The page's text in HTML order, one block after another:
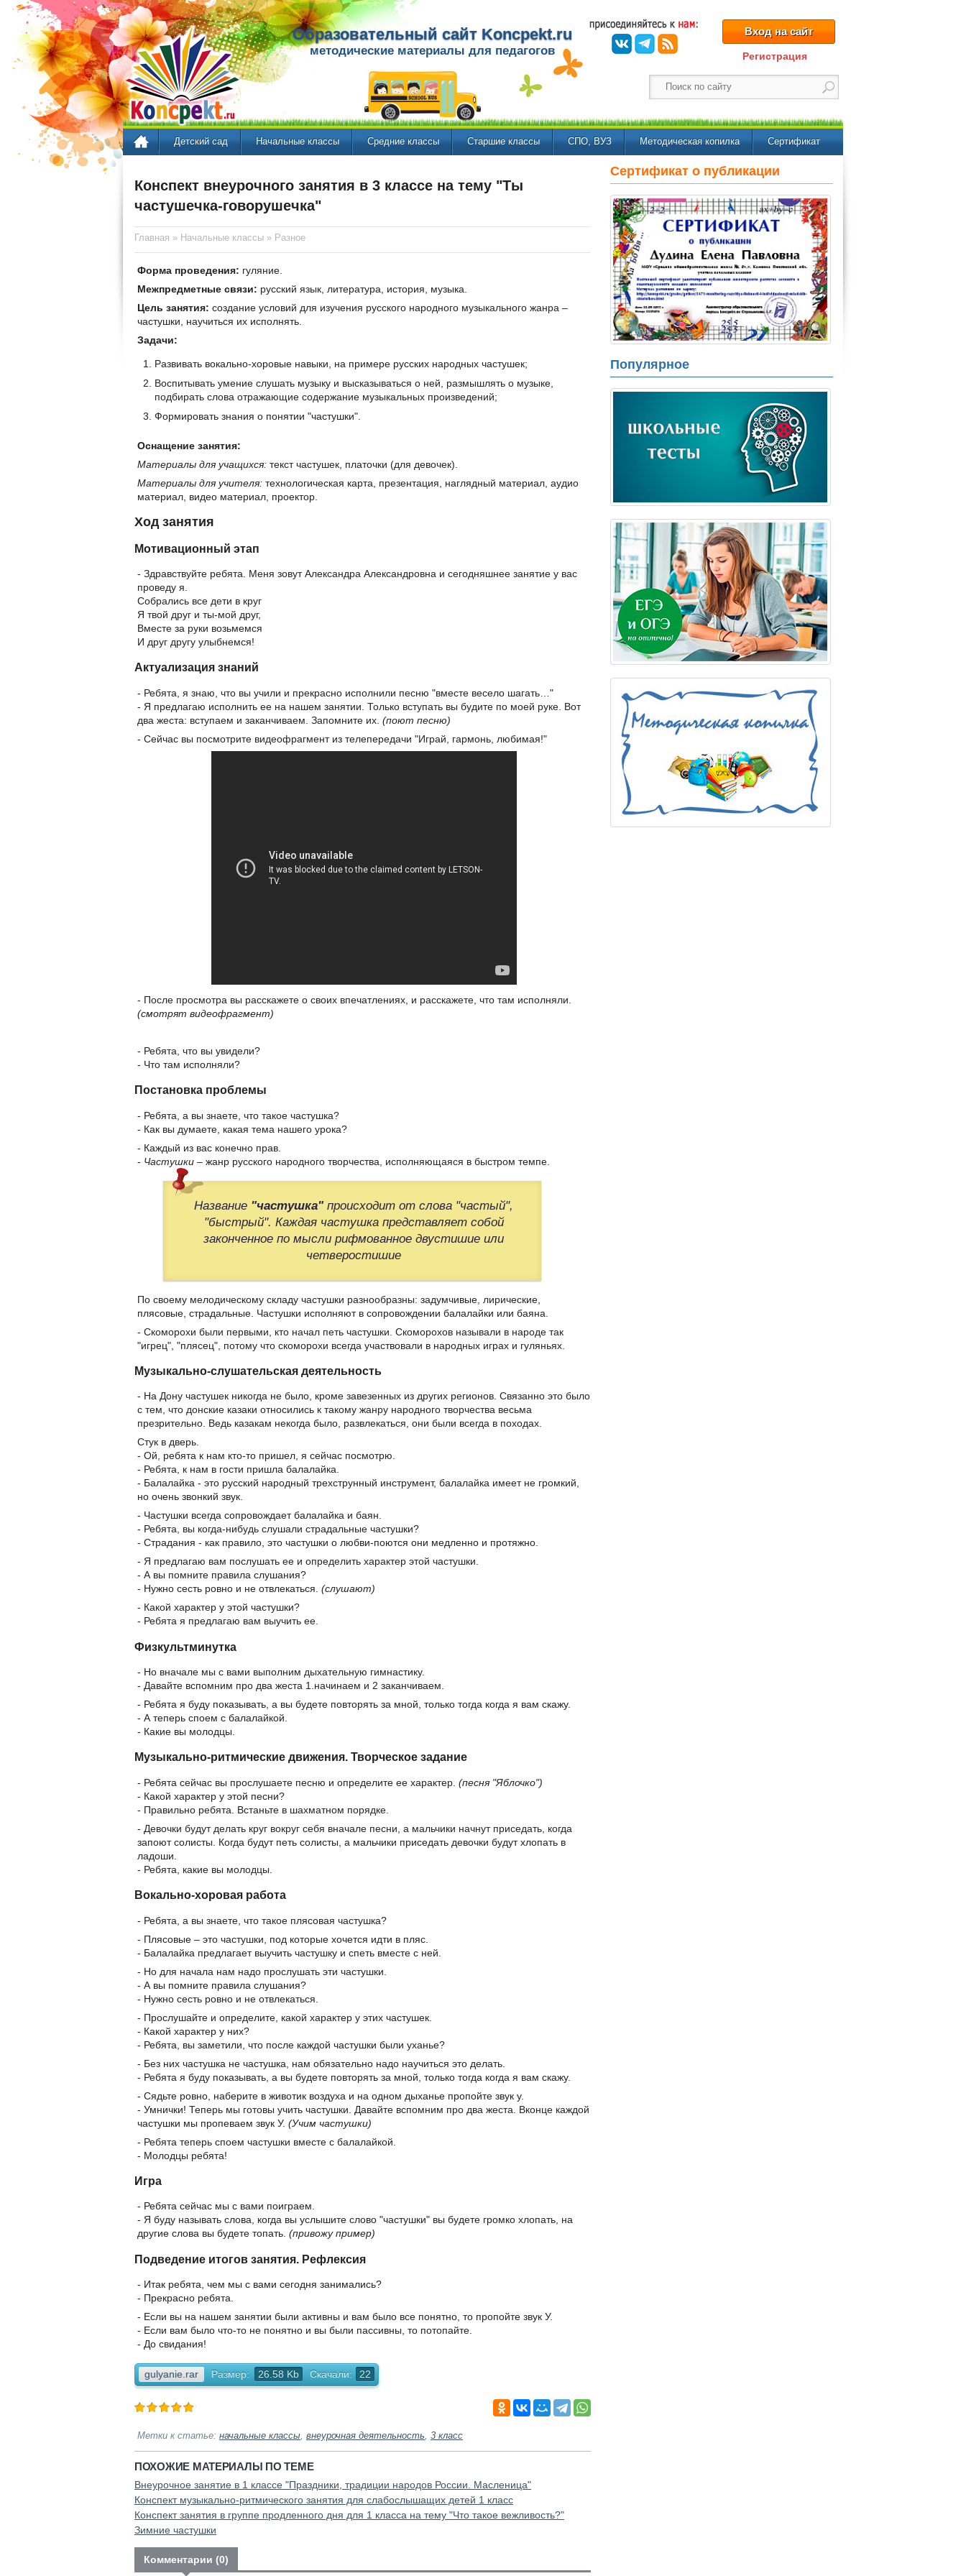
Образовательный сайт Koncpekt.ru
методические материалы для педагогов
Вход на сайт
Регистрация
Детский сад Начальные классы Средние классы Старшие классы СПО, ВУЗ Методическая копилка Сертификат
Конспект внеурочного занятия в 3 классе на тему "Ты
частушечка-говорушечка"
Главная » Начальные классы » Разное
Форма проведения: гуляние.
Межпредметные связи: русский язык, литература, история, музыка.
Цель занятия: создание условий для изучения русского народного музыкального жанра –
частушки, научиться их исполнять.
Задачи:
Развивать вокально-хоровые навыки, на примере русских народных частушек;
Воспитывать умение слушать музыку и высказываться о ней, размышлять о музыке,
подбирать слова отражающие содержание музыкальных произведений;
Формировать знания о понятии "частушки".
Оснащение занятия:
Материалы для учащихся: текст частушек, платочки (для девочек).
Материалы для учителя: технологическая карта, презентация, наглядный материал, аудио
материал, видео материал, проектор.
Ход занятия
Мотивационный этап
- Здравствуйте ребята. Меня зовут Александра Александровна и сегодняшнее занятие у вас
проведу я.
Собрались все дети в круг
Я твой друг и ты-мой друг,
Вместе за руки возьмемся
И друг другу улыбнемся!
Актуализация знаний
- Ребята, я знаю, что вы учили и прекрасно исполнили песню "вместе весело шагать…"
- Я предлагаю исполнить ее на нашем занятии. Только вступать вы будите по моей руке. Вот
два жеста: вступаем и заканчиваем. Запомните их. (поют песню)
- Сейчас вы посмотрите видеофрагмент из телепередачи "Играй, гармонь, любимая!"
- После просмотра вы расскажете о своих впечатлениях, и расскажете, что там исполняли.
(смотрят видеофрагмент)
- Ребята, что вы увидели?
- Что там исполняли?
Постановка проблемы
- Ребята, а вы знаете, что такое частушка?
- Как вы думаете, какая тема нашего урока?
- Каждый из вас конечно прав.
- Частушки – жанр русского народного творчества, исполняющаяся в быстром темпе.
Название "частушка" происходит от слова "частый",
"быстрый". Каждая частушка представляет собой
законченное по мысли рифмованное двустишие или
четверостишие
По своему мелодическому складу частушки разнообразны: задумчивые, лирические,
плясовые, страдальные. Частушки исполняют в сопровождении балалайки или баяна.
- Скоморохи были первыми, кто начал петь частушки. Скоморохов называли в народе так
"игрец", "плясец", потому что скоморохи всегда участвовали в народных играх и гуляньях.
Музыкально-слушательская деятельность
- На Дону частушек никогда не было, кроме завезенных из других регионов. Связанно это было
с тем, что донские казаки относились к такому жанру народного творчества весьма
презрительно. Ведь казакам некогда было, развлекаться, они были всегда в походах.
Стук в дверь.
- Ой, ребята к нам кто-то пришел, я сейчас посмотрю.
- Ребята, к нам в гости пришла балалайка.
- Балалайка - это русский народный трехструнный инструмент, балалайка имеет не громкий,
но очень звонкий звук.
- Частушки всегда сопровождает балалайка и баян.
- Ребята, вы когда-нибудь слушали страдальные частушки?
- Страдания - как правило, это частушки о любви-поются они медленно и протяжно.
- Я предлагаю вам послушать ее и определить характер этой частушки.
- А вы помните правила слушания?
- Нужно сесть ровно и не отвлекаться. (слушают)
- Какой характер у этой частушки?
- Ребята я предлагаю вам выучить ее.
Физкультминутка
- Но вначале мы с вами выполним дыхательную гимнастику.
- Давайте вспомним про два жеста 1.начинаем и 2 заканчиваем.
- Ребята я буду показывать, а вы будете повторять за мной, только тогда когда я вам скажу.
- А теперь споем с балалайкой.
- Какие вы молодцы.
Музыкально-ритмические движения. Творческое задание
- Ребята сейчас вы прослушаете песню и определите ее характер. (песня "Яблочко")
- Какой характер у этой песни?
- Правильно ребята. Встаньте в шахматном порядке.
- Девочки будут делать круг вокруг себя вначале песни, а мальчики начнут приседать, когда
запоют солисты. Когда будут петь солисты, а мальчики приседать девочки будут хлопать в
ладоши.
- Ребята, какие вы молодцы.
Вокально-хоровая работа
- Ребята, а вы знаете, что такое плясовая частушка?
- Плясовые – это частушки, под которые хочется идти в пляс.
- Балалайка предлагает выучить частушку и спеть вместе с ней.
- Но для начала нам надо прослушать эти частушки.
- А вы помните правила слушания?
- Нужно сесть ровно и не отвлекаться.
- Прослушайте и определите, какой характер у этих частушек.
- Какой характер у них?
- Ребята, вы заметили, что после каждой частушки были уханье?
- Без них частушка не частушка, нам обязательно надо научиться это делать.
- Ребята я буду показывать, а вы будете повторять за мной, только тогда когда я вам скажу.
- Сядьте ровно, наберите в животик воздуха и на одном дыханье пропойте звук у.
- Умнички! Теперь мы готовы учить частушки. Давайте вспомним про два жеста. Вконце каждой
частушки мы пропеваем звук У. (Учим частушки)
- Ребята теперь споем частушки вместе с балалайкой.
- Молодцы ребята!
Игра
- Ребята сейчас мы с вами поиграем.
- Я буду называть слова, когда вы услышите слово "частушки" вы будете громко хлопать, на
другие слова вы будете топать. (привожу пример)
Подведение итогов занятия. Рефлексия
- Итак ребята, чем мы с вами сегодня занимались?
- Прекрасно ребята.
- Если вы на нашем занятии были активны и вам было все понятно, то пропойте звук У.
- Если вам было что-то не понятно и вы были пассивны, то потопайте.
- До свидания!
gulyanie.rar Размер: 26.58 Kb Скачали: 22
Метки к статье: начальные классы, внеурочная деятельность, 3 класс
ПОХОЖИЕ МАТЕРИАЛЫ ПО ТЕМЕ
Внеурочное занятие в 1 классе "Праздники, традиции народов России. Масленица"
Конспект музыкально-ритмического занятия для слабослышащих детей 1 класс
Конспект занятия в группе продленного дня для 1 класса на тему "Что такое вежливость?"
Зимние частушки
Комментарии (0)
Сертификат о публикации
Популярное